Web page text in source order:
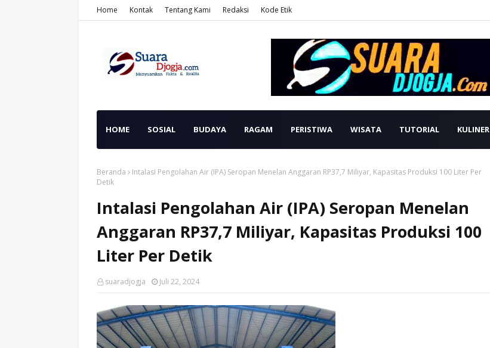
Home Kontak Tentang Kami Redaksi Kode Etik
HOME SOSIAL BUDAYA RAGAM PERISTIWA WISATA TUTORIAL KULINER
Beranda
Intalasi Pengolahan Air (IPA) Seropan Menelan Anggaran RP37,7 Miliyar, Kapasitas Produksi 100 Liter Per
Detik
Intalasi Pengolahan Air (IPA) Seropan Menelan
Anggaran RP37,7 Miliyar, Kapasitas Produksi 100
Liter Per Detik
suaradjogja Juli 22, 2024